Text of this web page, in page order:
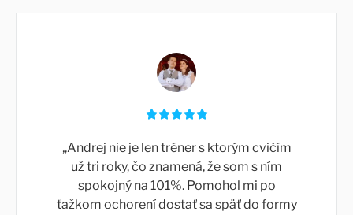

„Andrej nie je len tréner s ktorým cvičím
už tri roky, čo znamená, že som s ním
spokojný na 101%. Pomohol mi po
ťažkom ochorení dostať sa späť do formy